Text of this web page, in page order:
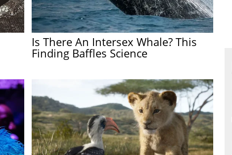
Is There An Intersex Whale? This
Finding Baffles Science